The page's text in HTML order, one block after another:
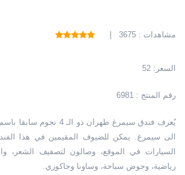
مشاهدات : 3675 |
السعر: 52
رقم المنتج : 6981
يُعرف فندق سيمرغ طهران ذو
الى سيمرغ. يمكن للضيوف المقيمين في هذا
السيارات في الموقع، وصالون لتصفيف الشعر،
رياضية، وحوض سباحة، وساونا وجاكوزي.